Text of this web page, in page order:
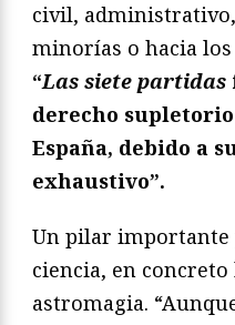
civil,
minorías o hacia
“Las siete partidas
derecho
España, debido a
exhaustivo”.
Un pilar importante
ciencia, en
astromagia.